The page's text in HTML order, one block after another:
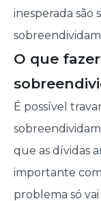
inesperada são
O que
É possível
que as dívidas
importante
problema só